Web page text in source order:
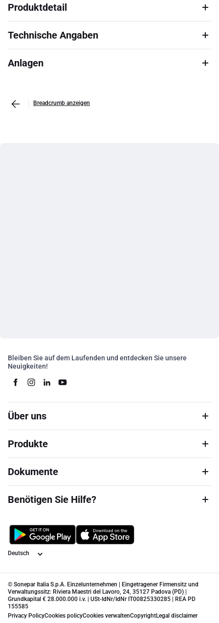
Produktdetail
Technische Angaben
Anlagen
Breadcrumb anzeigen
Bleiben Sie auf dem Laufenden und entdecken Sie unsere
Neuigkeiten!
Über uns
Produkte
Dokumente
Benötigen Sie Hilfe?
Sprache
© Sonepar Italia S.p.A. Einzelunternehmen | Eingetragener Firmensitz und
Verwaltungssitz: Riviera Maestri del Lavoro, 24, 35127 Padova (PD) |
Grundkapital € 28.000.000 i.v. | USt-IdNr/IdNr IT00825330285 | REA PD
155585
Privacy PolicyCookies policyCookies verwaltenCopyrightLegal disclaimer